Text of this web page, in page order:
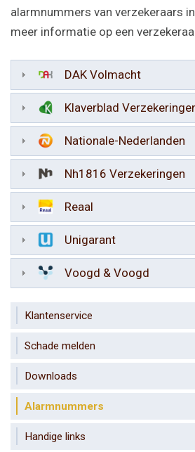
alarmnummers van verzekeraars
meer informatie op een
DAK Volmacht
Klaverblad
Nationale-Nederlanden
Nh1816 Verzekeringen
Reaal
Unigarant
Voogd & Voogd
Klantenservice
Schade melden
Downloads
Alarmnummers
Handige links